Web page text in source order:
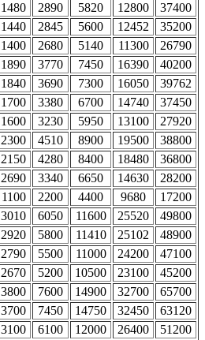
1480 2890 5820 12800
37400
1440 2845 5600 12452
35200
1400 2680 5140 11300 26790
1890 3770 7450 16390
40200
1840 3690 7300 16050
39762
1700 3380 6700 14740
37450
1600 3230 5950 13100 27920
2300 4510 8900 19500
38800
2150 4280 8400 18480
36800
2690 3340 6650 14630
28200
1100 2200 4400 9680 17200
3010 6050 11600 25520
49800
2920 5800 11410 25102
48900
2790 5500 11000 24200
47100
2670 5200 10500 23100 45200
3800 7600 14900 32700
65700
3700 7450 14750 32450
63120
3100 6100 12000 26400
51200